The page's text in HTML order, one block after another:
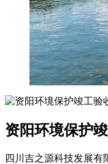
资阳环境保护
四川吉之源科技发展